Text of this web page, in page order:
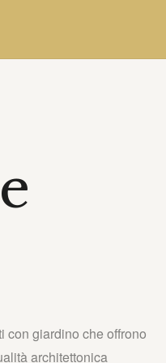
con giardino che offrono
architettonica